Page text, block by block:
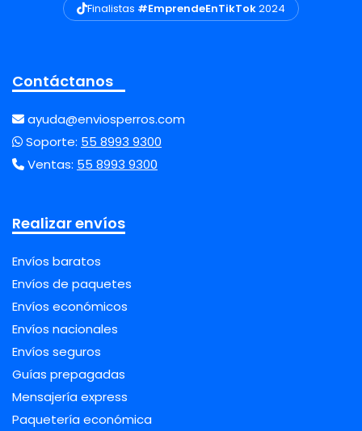
Finalistas #EmprendeEnTikTok2024
Contáctanos
ayuda@enviosperros.com
Soporte: 55 8993 9300
Ventas: 55 8993 9300
Realizar envíos
Envíos baratos
Envíos de paquetes
Envíos económicos
Envíos nacionales
Envíos seguros
Guías prepagadas
Mensajería express
Paquetería económica